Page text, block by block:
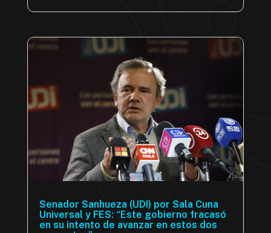
Senador Sanhueza (UDI) por Sala Cuna
Universal y FES: “Este gobierno fracasó
en su intento de avanzar en estos dos